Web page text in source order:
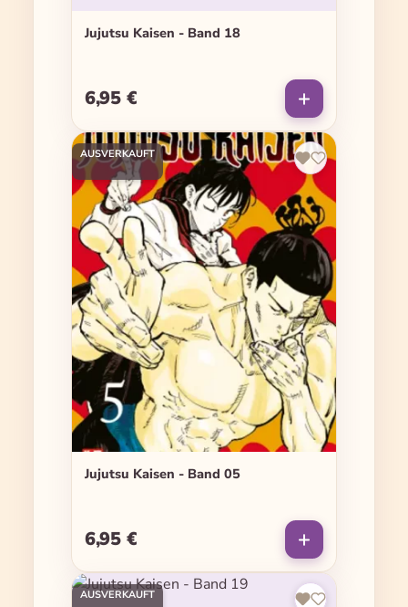
Jujutsu Kaisen - Band 18
Regulärer Preis:
6,95 €
AUSVERKAUFT
Jujutsu Kaisen - Band 05
Regulärer Preis:
6,95 €
AUSVERKAUFT